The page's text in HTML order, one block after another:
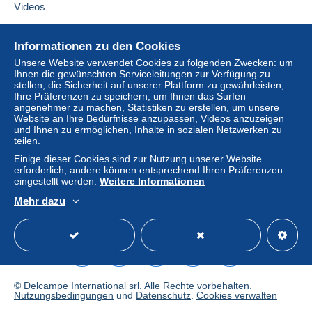
Diese Zone enthältein Land.
Versandoption
Zahlung per:
1,30 €
Einschreiben (Standardformat/Kleinbrief)
4,00 €
Einlogg
en
Anmeld
Zahlungsbedingungen:
Alle Zahlungen werden über die Delcampe- Website
abgewickelt. Je nach den vom Verkäufer angebotenen
Informationen zu den Cookies
Unsere Website verwendet Cookies zu folgenden Zwecken: um
Ihnen die gewünschten Serviceleitungen zur Verfügung zu
stellen, die Sicherheit auf unserer Plattform zu gewährleisten,
Ihre Präferenzen zu speichern, um Ihnen das Surfen
angenehmer zu machen, Statistiken zu erstellen, um unsere
Website an Ihre Bedürfnisse anzupassen, Videos anzuzeigen
und Ihnen zu ermöglichen, Inhalte in sozialen Netzwerken zu
teilen.
Einige dieser Cookies sind zur Nutzung unserer Website
erforderlich, andere können entsprechend Ihren Präferenzen
eingestellt werden. Weitere Informationen
Mehr dazu
Videos
Online-Hilfe
Auf Delcampe kaufen
Auf Delcampe verkaufen
Eine sichere Website
© Delcampe International srl. Alle Rechte vorbehalten.
Nutzungsbedingungen und Datenschutz Cookies verwalten